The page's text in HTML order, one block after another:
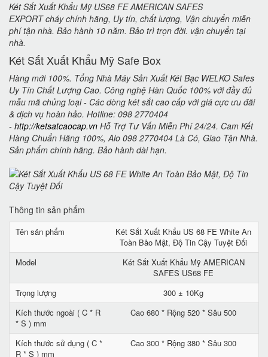
Két Sắt Xuất Khẩu Mỹ US68 FE AMERICAN SAFES
EXPORT cháy chính hãng, Uy tín, chất lượng, Vận chuyển miễn
phí tận nhà. Bảo hành 10 năm. Bảo trì trọn đời. vận chuyển tại
nhà.
Két Sắt Xuất Khẩu Mỹ Safe Box
Hàng mới 100%. Tổng Nhà Máy Sản Xuất Két Bạc WELKO Safes
Uy Tín Chất Lượng Cao. Công nghệ Hàn Quốc 100% với đầy đủ
mẫu mã chủng loại - Các dòng két sắt cao cấp với giá cực ưu đãi
& dịch vụ hoàn hảo. Hotline: 098 2770404
- http://ketsatcaocap.vn Hỗ Trợ Tư Vấn Miễn Phí 24/24. Cam Kết
Hàng Chuẩn Hãng 100%, Alo 098 2770404 Là Có, Giao Tận Nhà.
Sản phẩm chính hãng. Bảo hành dài hạn.
Thông tin sản phẩm
Tên sản phẩm
Két Sắt Xuất Khẩu US 68 FE White An
Toàn Bảo Mật, Độ Tin Cậy Tuyệt Đối
Model
Két Sắt Xuất Khẩu Mỹ AMERICAN
SAFES US68 FE
Trọng lượng
300 ± 10Kg
Kích thước ngoài ( C * R
* S ) mm
Cao 680 * Rộng 520 * Sâu 500
Kích thước sử dụng ( C *
R * S ) mm
Cao 300 * Rộng 380 * Sâu 300